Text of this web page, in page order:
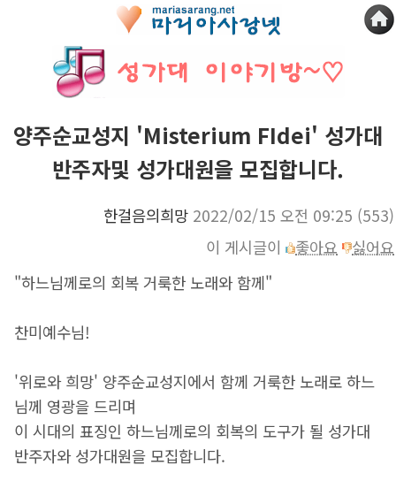
양주순교성지 'Misterium FIdei' 성가대
반주자및 성가대원을 모집합니다.
한걸음의희망 2022/02/15 오전 09:25 (553)
이 게시글이
좋아요
싫어요
"하느님께로의 회복 거룩한 노래와 함께"
찬미예수님!
'위로와 희망' 양주순교성지에서 함께 거룩한 노래로 하느
님께 영광을 드리며
이 시대의 표징인 하느님께로의 회복의 도구가 될 성가대
반주자와 성가대원을 모집합니다.